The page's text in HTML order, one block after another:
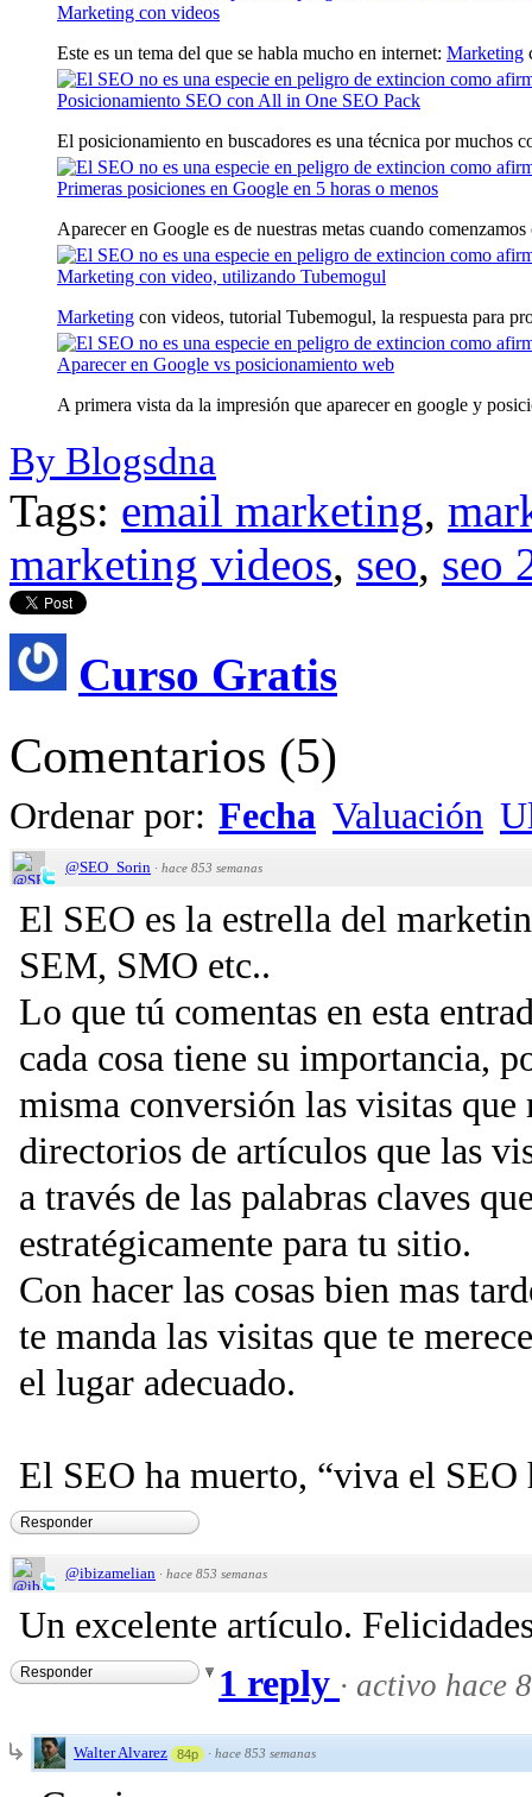
Marketing con videos
Este es un tema del que se habla mucho en internet: Marketing
Posicionamiento SEO con All in One SEO Pack
El posicionamiento en buscadores es una técnica por muchos
Primeras posiciones en Google en 5 horas o menos
Aparecer en Google es de nuestras metas cuando
Marketing con video, utilizando Tubemogul
Marketing con videos, tutorial Tubemogul, la respuesta para
Aparecer en Google vs posicionamiento web
A primera vista da la impresión que aparecer en google y
By Blogsdna
Tags: email marketing,
marketing videos, seo, seo
Curso Gratis
Comentarios (5)
Ordenar por: Fecha Valuación
@SEO_Sorin · hace 853 semanas
El SEO es la estrella del
SEM, SMO etc..
Lo que tú comentas en esta
cada cosa tiene su importancia,
misma conversión las visitas que
directorios de artículos que las
a través de las palabras claves
estratégicamente para tu sitio.
Con hacer las cosas bien mas
te manda las visitas que te
el lugar adecuado.
El SEO ha muerto, “viva el SEO
Responder
@ibizamelian · hace 853 semanas
Un excelente artículo.
Responder 1 reply · activo hace
Walter Alvarez 84p · hace 853 semanas